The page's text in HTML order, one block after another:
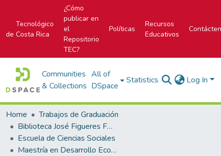
Tecnológico
de Costa Rica
¿Cómo
publicar en
el
Repositorio
TEC?
Políticas
Recursos
Educativos
Communities
& Collections
All of
DSpace
Statistics Log In
Home
Trabajos de Graduación
Biblioteca José Figueres Ferrer
Escuela de Ciencias Sociales
Maestría en Desarrollo Económico Local